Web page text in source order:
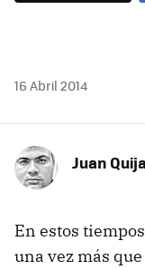
16 Abril 2014
Juan
En estos
una vez más que